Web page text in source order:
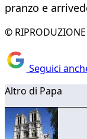
pranzo e
© RIPRODUZIONE
Seguici
Altro di Papa